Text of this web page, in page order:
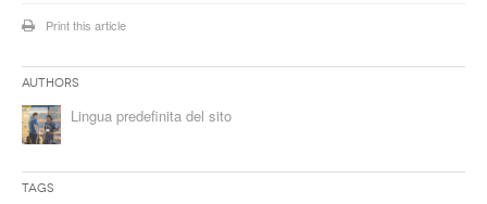
Print this article
Authors
Lingua predefinita del sito
Tags